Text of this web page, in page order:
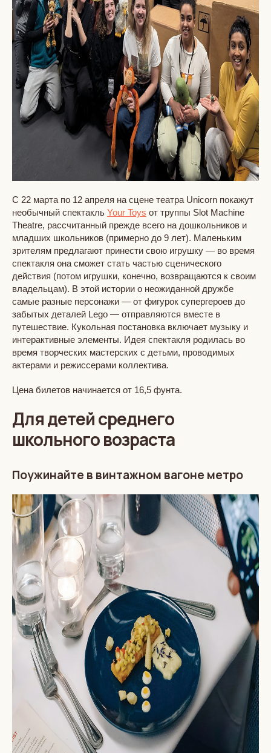
С 22 марта по 12 апреля на сцене театра Unicorn покажут
необычный спектакль Your Toys от труппы Slot Machine
Theatre, рассчитанный прежде всего на дошкольников и
младших школьников (примерно до 9 лет). Маленьким
зрителям предлагают принести свою игрушку — во время
спектакля она сможет стать частью сценического
действия (потом игрушки, конечно, возвращаются к своим
владельцам). В этой истории о неожиданной дружбе
самые разные персонажи — от фигурок супергероев до
забытых деталей Lego — отправляются вместе в
путешествие. Кукольная постановка включает музыку и
интерактивные элементы. Идея спектакля родилась во
время творческих мастерских с детьми, проводимых
актерами и режиссерами коллектива.
Цена билетов начинается от 16,5 фунта.
Для детей среднего
школьного возраста
Поужинайте в винтажном вагоне метро